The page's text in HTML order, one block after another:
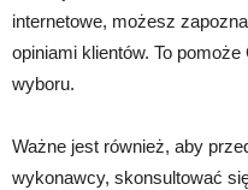
internetowe, możesz
opiniami klientów. To
wyboru.
Ważne jest również, aby
wykonawcy, skonsultować